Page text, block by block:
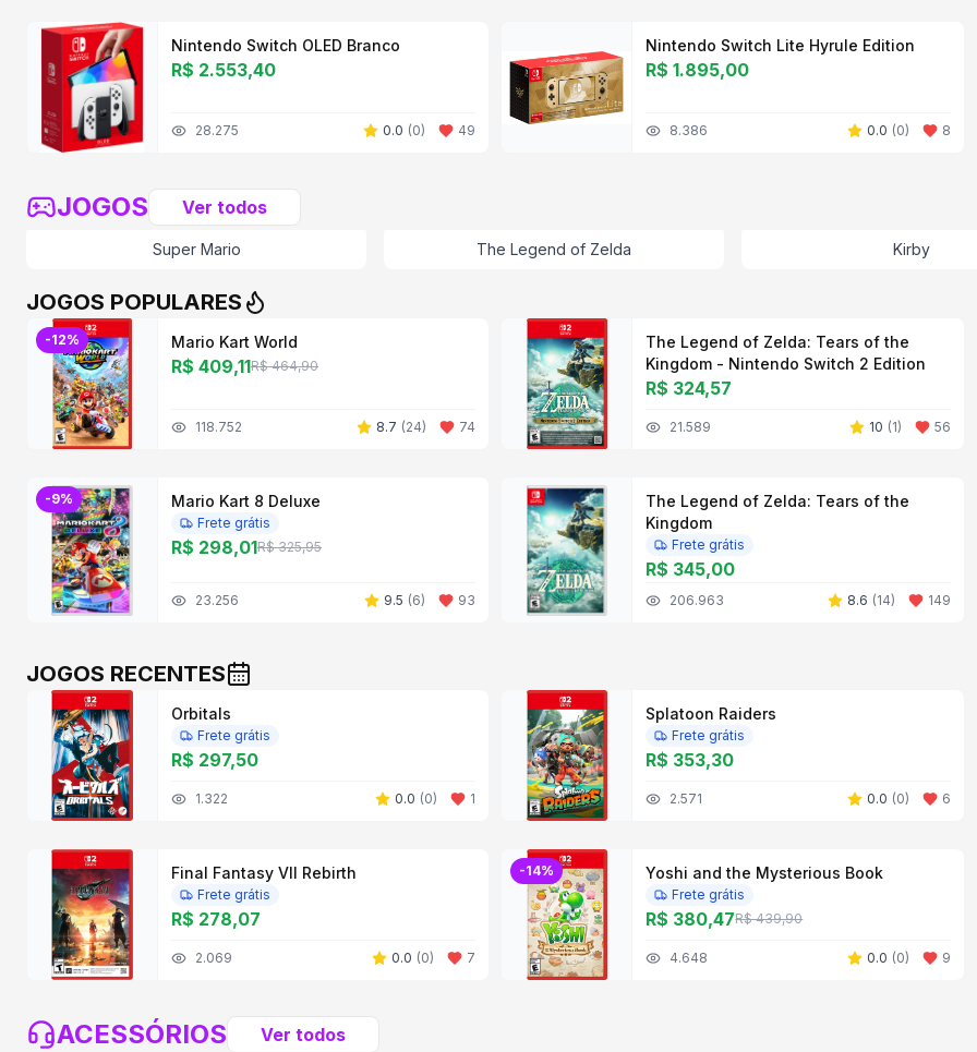
Nintendo Switch OLED Branco
R$ 2.553,40
28.275 0.0 (0) 49
Nintendo Switch Lite Hyrule Edition
R$ 1.895,00
8.386 0.0 (0) 8
JOGOS Ver todos
Super Mario The Legend of Zelda Kirby
JOGOS POPULARES
-12% Mario Kart World
R$ 464,90
R$ 409,11
118.752 8.7 (24) 74
The Legend of Zelda: Tears of the
Kingdom - Nintendo Switch 2 Edition
R$ 324,57
21.589 10 (1) 56
-9% Mario Kart 8 Deluxe
Frete grátis
R$ 325,95
R$ 298,01
23.256 9.5 (6) 93
The Legend of Zelda: Tears of the
Kingdom
Frete grátis
R$ 345,00
206.963 8.6 (14) 149
JOGOS RECENTES
Orbitals
Frete grátis
R$ 297,50
1.322 0.0 (0) 1
Splatoon Raiders
Frete grátis
R$ 353,30
2.571 0.0 (0) 6
Final Fantasy VII Rebirth
Frete grátis
R$ 278,07
2.069 0.0 (0) 7
-14% Yoshi and the Mysterious Book
Frete grátis
R$ 439,90
R$ 380,47
4.648 0.0 (0) 9
ACESSÓRIOS Ver todos